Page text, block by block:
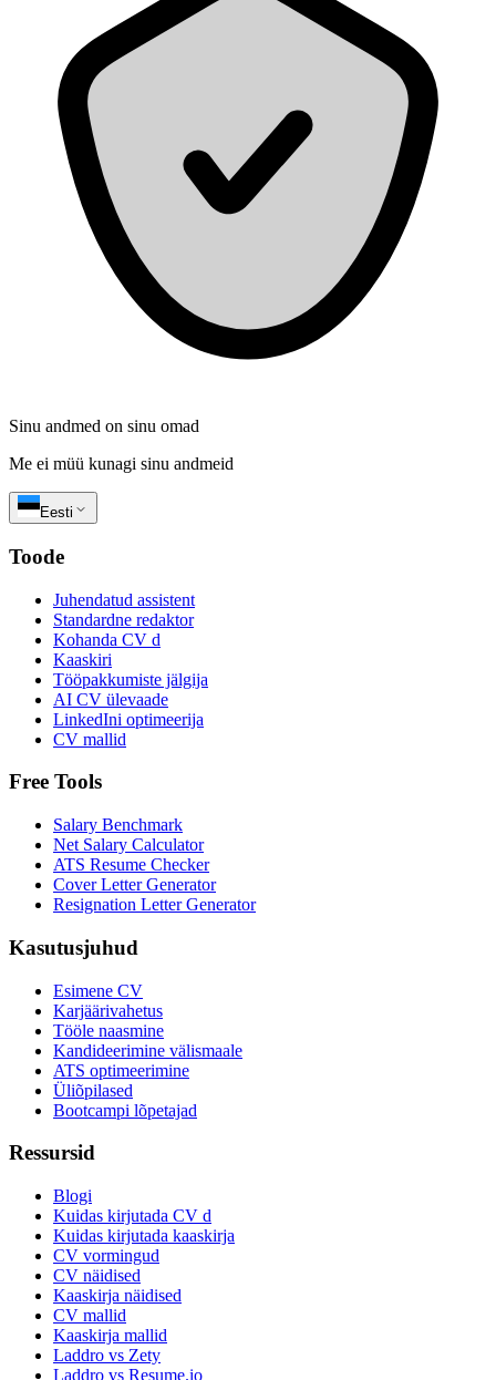
Sinu andmed on sinu omad
Me ei müü kunagi sinu andmeid
Eesti
Toode
Juhendatud assistent
Standardne redaktor
Kohanda CV d
Kaaskiri
Tööpakkumiste jälgija
AI CV ülevaade
LinkedIni optimeerija
CV mallid
Free Tools
Salary Benchmark
Net Salary Calculator
ATS Resume Checker
Cover Letter Generator
Resignation Letter Generator
Kasutusjuhud
Esimene CV
Karjäärivahetus
Tööle naasmine
Kandideerimine välismaale
ATS optimeerimine
Üliõpilased
Bootcampi lõpetajad
Ressursid
Blogi
Kuidas kirjutada CV d
Kuidas kirjutada kaaskirja
CV vormingud
CV näidised
Kaaskirja näidised
CV mallid
Kaaskirja mallid
Laddro vs Zety
Laddro vs Resume.io